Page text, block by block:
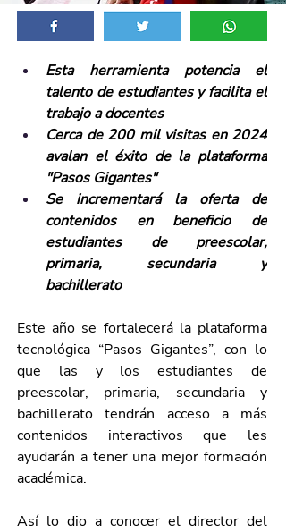
Esta herramienta potencia el
talento de estudiantes y facilita el
trabajo a docentes
Cerca de 200 mil visitas en 2024
avalan el éxito de la plataforma
"Pasos Gigantes"
Se incrementará la oferta de
contenidos en beneficio de
estudiantes de preescolar,
primaria, secundaria y
bachillerato
Este año se fortalecerá la plataforma
tecnológica “Pasos Gigantes”, con lo
que las y los estudiantes de
preescolar, primaria, secundaria y
bachillerato tendrán acceso a más
contenidos interactivos que les
ayudarán a tener una mejor formación
académica.
Así lo dio a conocer el director del